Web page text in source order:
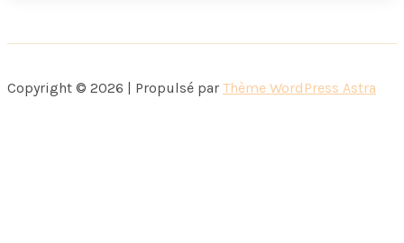
Copyright © 2026 | Propulsé par Thème WordPress Astra